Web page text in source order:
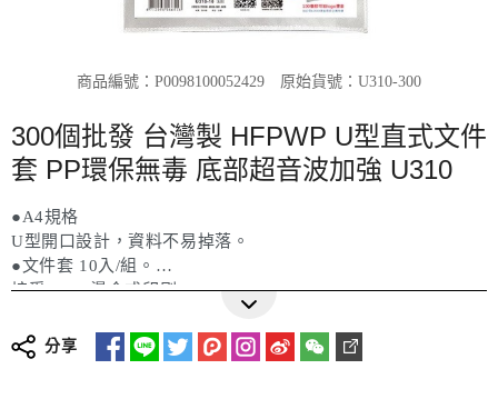
商品編號：P0098100052429 原始貨號：U310-300
300個批發 台灣製 HFPWP U型直式文件
套 PP環保無毒 底部超音波加強 U310
●A4規格
U型開口設計，資料不易掉落。
●文件套 10入/組。
接受 Logo燙金或印刷
更多詳細介紹
分享